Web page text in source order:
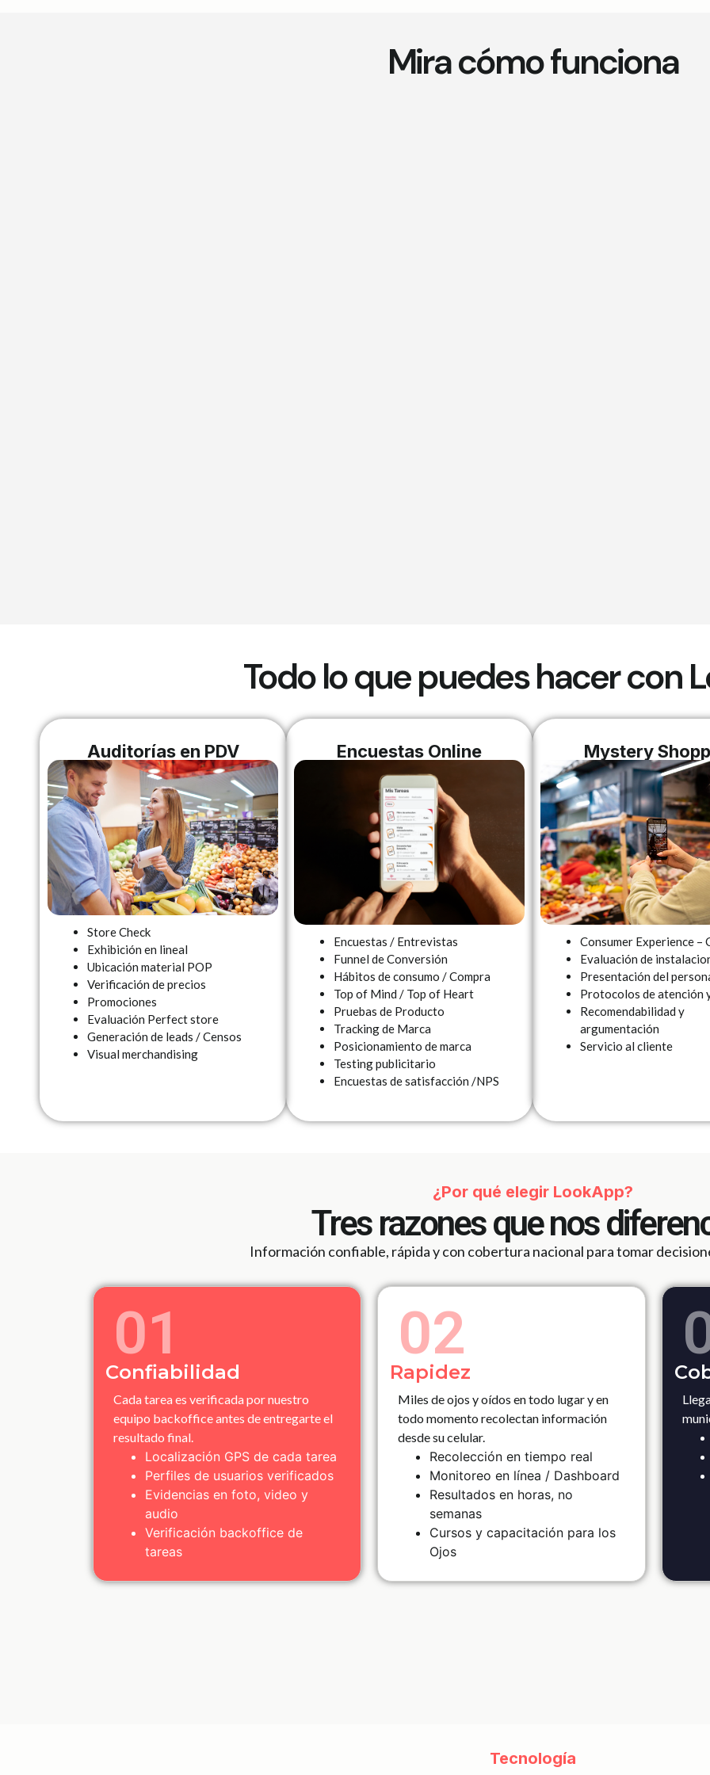
Mira cómo funciona
Todo lo que puedes hacer con
Encuestas Online
Encuestas / Entrevistas
Funnel de Conversión
Hábitos de consumo / Compra
Top of Mind / Top of Heart
Pruebas de Producto
Tracking de Marca
Posicionamiento de marca
Testing publicitario
Encuestas de satisfacción /NPS
Auditorías en PDV
Store Check
Exhibición en lineal
Ubicación material POP
Verificación de precios
Promociones
Evaluación Perfect store
Generación de leads / Censos
Visual merchandising
Mystery
Consumer Experience –
Evaluación de
Presentación del
Protocolos de atención
Recomendabilidad y
argumentación
Servicio al cliente
¿Por qué elegir LookApp?
Tres razones que nos
Información confiable, rápida y con cobertura nacional para tomar
01
Confiabilidad
Cada tarea es verificada por nuestro
equipo backoffice antes de entregarte el
resultado final.
Localización GPS de cada tarea
Perfiles de usuarios verificados
Evidencias en foto, video y
audio
Verificación backoffice de
tareas
02
Rapidez
Miles de ojos y oídos en todo lugar y en
todo momento recolectan información
desde su celular.
Recolección en tiempo real
Monitoreo en línea / Dashboard
Resultados en horas, no
semanas
Cursos y capacitación para los
Ojos
Tecnología